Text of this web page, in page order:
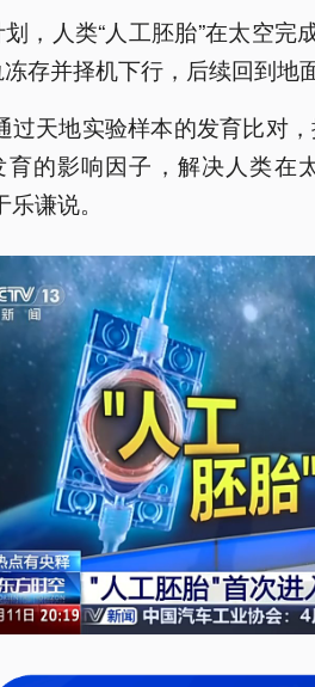
，人类“人工胚胎”在太空完
存并择机下行，后续回到地
过天地实验样本的发育比对
育的影响因子，解决人类在
乐谦说。